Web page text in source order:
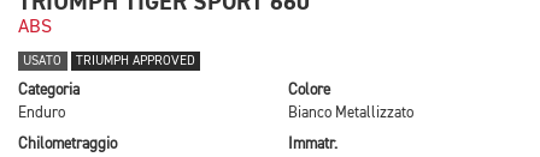
ABS
USATO TRIUMPH APPROVED
Categoria
Enduro
Colore
Bianco Metallizzato
Chilometraggio
Immatr.